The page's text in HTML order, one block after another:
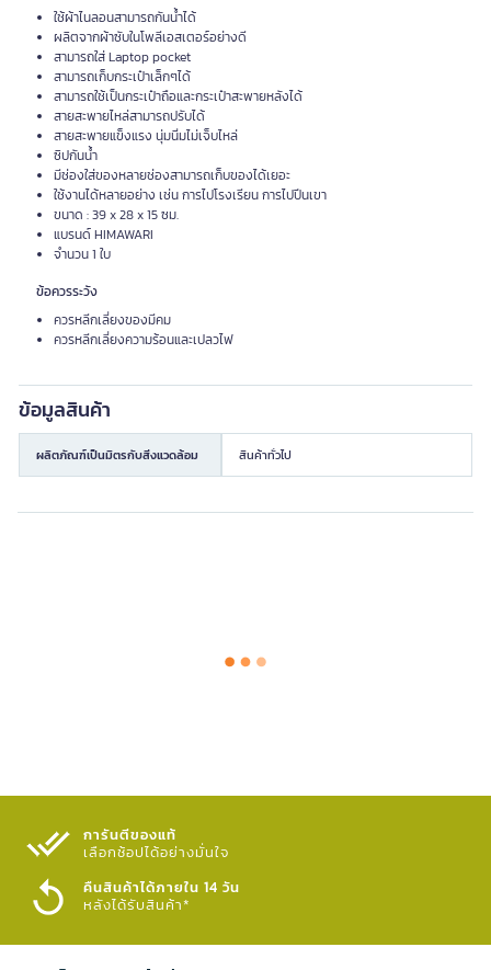
ใช้ผ้าไนลอนสามารถกันน้ำได้
ผลิตจากผ้าซับในโพลีเอสเตอร์อย่างดี
สามารถใส่ Laptop pocket
สามารถเก็บกระเป๋าเล็กๆได้
สามารถใช้เป็นกระเป๋าถือและกระเป๋าสะพายหลังได้
สายสะพายไหล่สามารถปรับได้
สายสะพายแข็งแรง นุ่มนิ่มไม่เจ็บไหล่
ซิปกันน้ำ
มีช่องใส่ของหลายช่องสามารถเก็บของได้เยอะ
ใช้งานได้หลายอย่าง เช่น การไปโรงเรียน การไปปีนเขา
ขนาด : 39 x 28 x 15 ซม.
แบรนด์ HIMAWARI
จำนวน 1 ใบ
ข้อควรระวัง
ควรหลีกเลี่ยงของมีคม
ควรหลีกเลี่ยงความร้อนและเปลวไฟ
ข้อมูลสินค้า
ผลิตภัณฑ์เป็นมิตรกับสิ่งแวดล้อม สินค้าทั่วไป
การันตีของแท้
เลือกช้อปได้อย่างมั่นใจ​
คืนสินค้าได้ภายใน 14 วัน
หลังได้รับสินค้า*